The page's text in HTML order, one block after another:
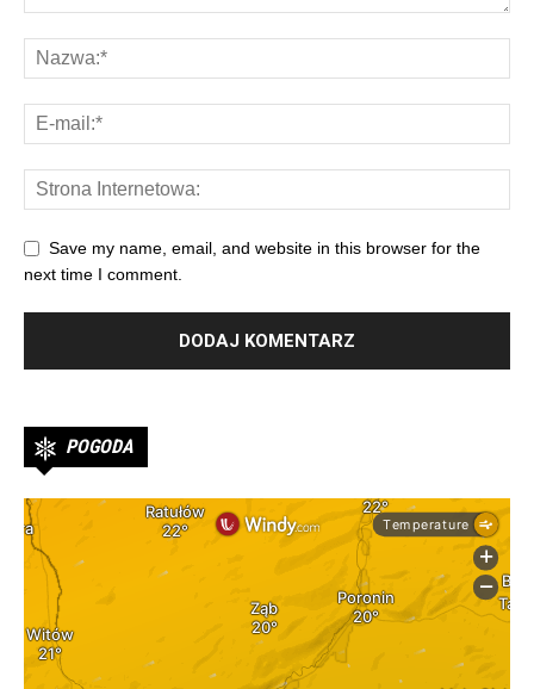
Save my name, email, and website in this browser for the
next time I comment.
POGODA